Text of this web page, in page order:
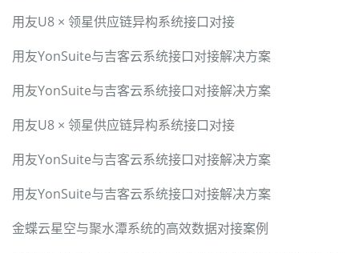
用友U8 × 领星供应链异构系统接口对接
用友YonSuite与吉客云系统接口对接解决方案
用友YonSuite与吉客云系统接口对接解决方案
用友U8 × 领星供应链异构系统接口对接
用友YonSuite与吉客云系统接口对接解决方案
用友YonSuite与吉客云系统接口对接解决方案
金蝶云星空与聚水潭系统的高效数据对接案例